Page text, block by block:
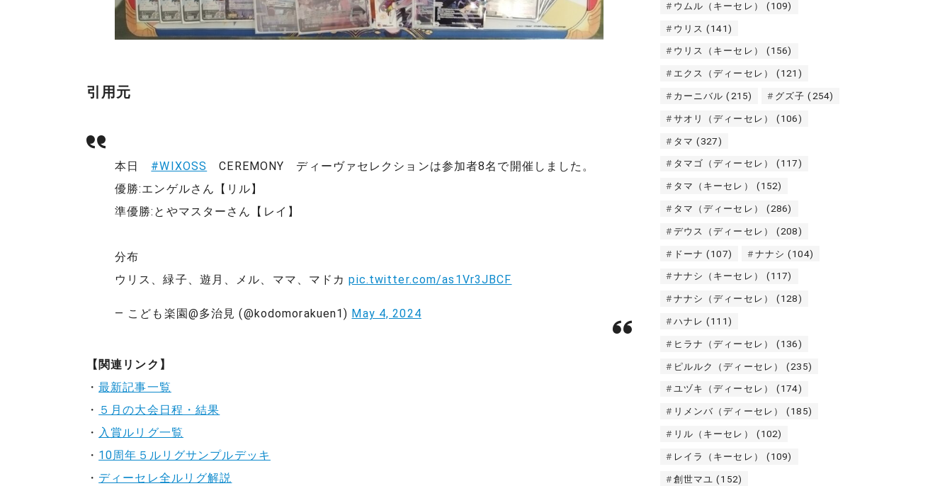
引用元
本日 #WIXOSS
CEREMONY ディーヴァセレクションは参加者8名で開催しました。
優勝:エンゲルさん【リル】
準優勝:とやマスターさん【レイ】
分布
ウリス、緑子、遊月、メル、ママ、マドカpic.twitter.com/as1Vr3JBCF
— こども楽園@多治見 (@kodomorakuen1) May 4, 2024
【関連リンク】
・最新記事一覧
・ ５月の大会日程・結果
・ 入賞ルリグ一覧
・ 10周年５ルリグサンプルデッキ
・ ディーセレ全ルリグ解説
ウムル（キーセレ） (109)
ウリス (141)
ウリス（キーセレ） (156)
エクス（ディーセレ） (121)
カーニバル (215) グズ子 (254)
サオリ（ディーセレ） (106)
タマ (327)
タマゴ（ディーセレ） (117)
タマ（キーセレ） (152)
タマ（ディーセレ） (286)
デウス（ディーセレ） (208)
ドーナ (107) ナナシ (104)
ナナシ（キーセレ） (117)
ナナシ（ディーセレ） (128)
ハナレ (111)
ヒラナ（ディーセレ） (136)
ピルルク（ディーセレ） (235)
ユヅキ（ディーセレ） (174)
リメンバ（ディーセレ） (185)
リル（キーセレ） (102)
レイラ（キーセレ） (109)
創世マユ (152)